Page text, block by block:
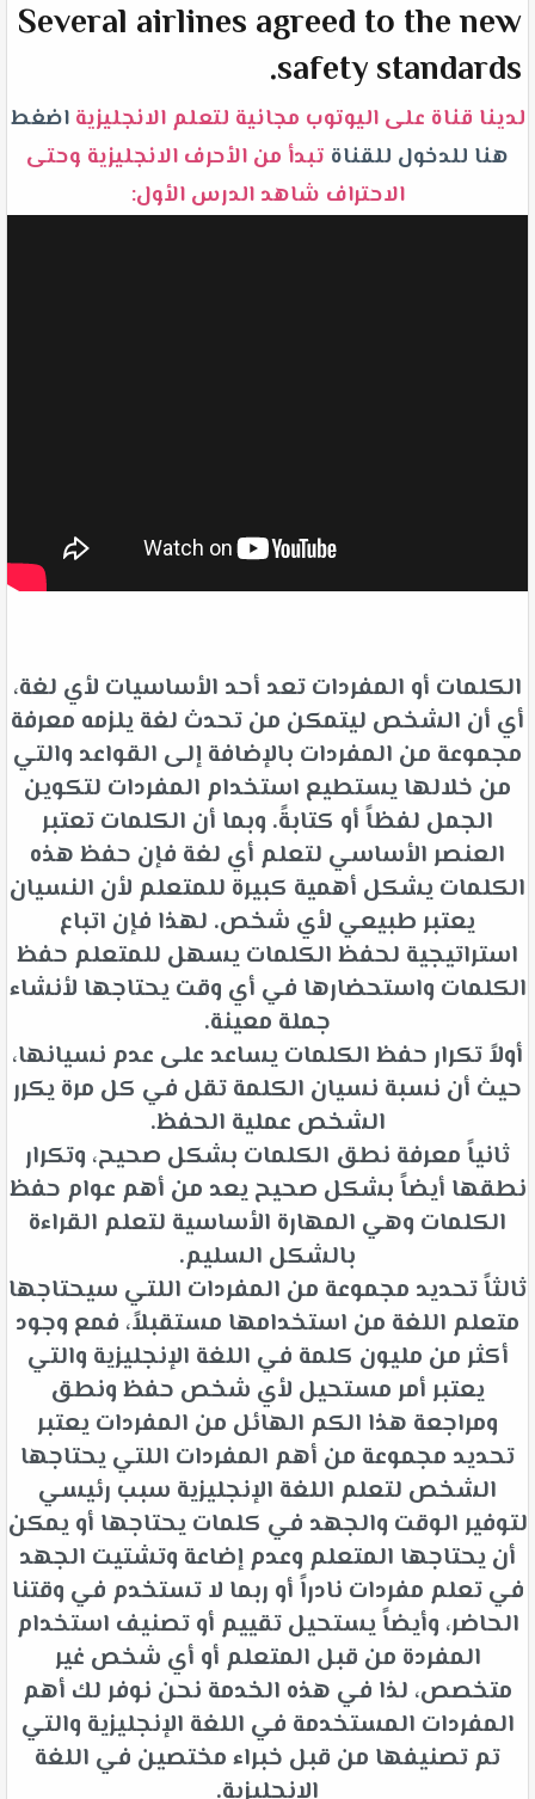
Several airlines agreed to the new
safety standards.
لدينا قناة على اليوتوب مجانية لتعلم الانجليزية اضغط
هنا للدخول للقناةتبدأ من الأحرف الانجليزية وحتى
الاحتراف شاهد الدرس الأول:
الكلمات أو المفردات تعد أحد الأساسيات لأي لغة،
أي أن الشخص ليتمكن من تحدث لغة يلزمه معرفة
مجموعة من المفردات بالإضافة إلى القواعد والتي
من خلالها يستطيع استخدام المفردات لتكوين
الجمل لفظاً أو كتابةً. وبما أن الكلمات تعتبر
العنصر الأساسي لتعلم أي لغة فإن حفظ هذه
الكلمات يشكل أهمية كبيرة للمتعلم لأن النسيان
يعتبر طبيعي لأي شخص. لهذا فإن اتباع
استراتيجية لحفظ الكلمات يسهل للمتعلم حفظ
الكلمات واستحضارها في أي وقت يحتاجها لأنشاء
جملة معينة.
أولاً تكرار حفظ الكلمات يساعد على عدم نسيانها،
حيث أن نسبة نسيان الكلمة تقل في كل مرة يكرر
الشخص عملية الحفظ.
ثانياً معرفة نطق الكلمات بشكل صحيح، وتكرار
نطقها أيضاً بشكل صحيح يعد من أهم عوام حفظ
الكلمات وهي المهارة الأساسية لتعلم القراءة
بالشكل السليم.
ثالثاً تحديد مجموعة من المفردات اللتي سيحتاجها
متعلم اللغة من استخدامها مستقبلاً، فمع وجود
أكثر من مليون كلمة في اللغة الإنجليزية والتي
يعتبر أمر مستحيل لأي شخص حفظ ونطق
ومراجعة هذا الكم الهائل من المفردات يعتبر
تحديد مجموعة من أهم المفردات اللتي يحتاجها
الشخص لتعلم اللغة الإنجليزية سبب رئيسي
لتوفير الوقت والجهد في كلمات يحتاجها أو يمكن
أن يحتاجها المتعلم وعدم إضاعة وتشتيت الجهد
في تعلم مفردات نادراً أو ربما لا تستخدم في وقتنا
الحاضر، وأيضاً يستحيل تقييم أو تصنيف استخدام
المفردة من قبل المتعلم أو أي شخص غير
متخصص، لذا في هذه الخدمة نحن نوفر لك أهم
المفردات المستخدمة في اللغة الإنجليزية والتي
تم تصنيفها من قبل خبراء مختصين في اللغة